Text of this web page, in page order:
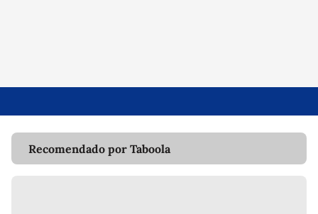
Recomendado por Taboola